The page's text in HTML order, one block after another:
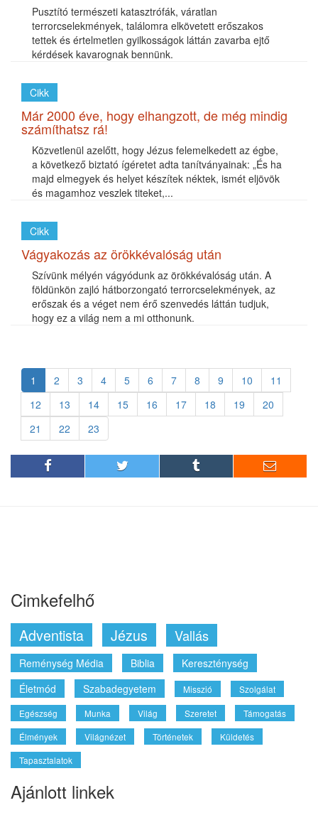
Pusztító természeti katasztrófák, váratlan
terrorcselekmények, találomra elkövetett erőszakos
tettek és értelmetlen gyilkosságok láttán zavarba ejtő
kérdések kavarognak bennünk.
Cikk
Már 2000 éve, hogy elhangzott, de még mindig
számíthatsz rá!
Közvetlenül azelőtt, hogy Jézus felemelkedett az égbe,
a következő biztató ígéretet adta tanítványainak: „És ha
majd elmegyek és helyet készítek néktek, ismét eljövök
és magamhoz veszlek titeket,...
Cikk
Vágyakozás az örökkévalóság után
Szívünk mélyén vágyódunk az örökkévalóság után. A
földünkön zajló hátborzongató terrorcselekmények, az
erőszak és a véget nem érő szenvedés láttán tudjuk,
hogy ez a világ nem a mi otthonunk.
1 2 3 4 5 6 7 8 9 10
11
12
13 14 15 16 17 18 19
20
21
22 23
Cimkefelhő
Adventista Jézus Vallás
Reménység Média Biblia
Kereszténység
Életmód
Szabadegyetem Misszió
Szolgálat
Egészség
Munka Világ Szeretet
Támogatás
Élmények
Világnézet Történetek
Küldetés
Tapasztalatok
Ajánlott linkek